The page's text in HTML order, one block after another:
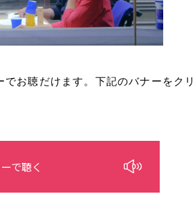
お聴だけます。下記のバナーをク
で聴く